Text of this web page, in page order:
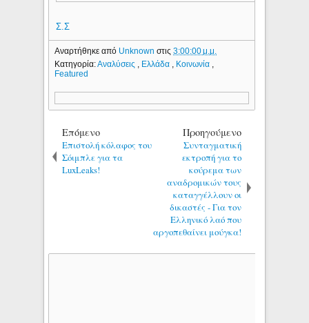
Σ.Σ
Αναρτήθηκε από Unknownστις3:00:00 μ.μ.
Κατηγορία:Αναλύσεις , Ελλάδα , Κοινωνία ,
Featured
Επόμενο
Επιστολή κόλαφος του
Σόιμπλε για τα
LuxLeaks!
Προηγούμενο
Συνταγματική
εκτροπή για το
κούρεμα των
αναδρομικών τους
καταγγέλλουν οι
δικαστές - Για τον
Ελληνικό λαό που
αργοπεθαίνει μούγκα!